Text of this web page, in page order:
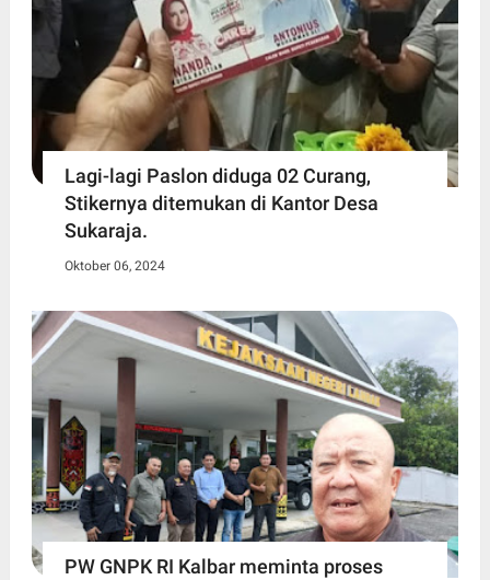
Lagi-lagi Paslon diduga 02 Curang,
Stikernya ditemukan di Kantor Desa
Sukaraja.
Oktober 06, 2024
PW GNPK RI Kalbar meminta proses